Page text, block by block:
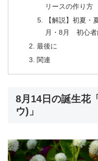
リースの作り
【解説】初夏・
月・8月 初心者
最後に
関連
8月14日の誕生花
ウ)」